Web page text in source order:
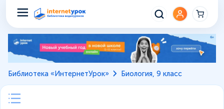
Библиотека «ИнтернетУрок» Биология, 9 класс